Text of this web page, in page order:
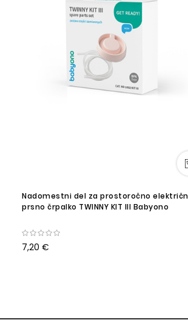
Nadomestni del za prostoročno
prsno črpalko TWINNY KIT III Babyono
7,20 €